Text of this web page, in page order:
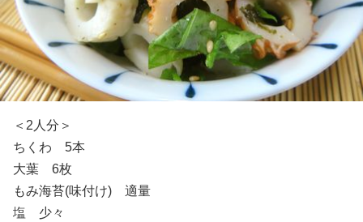
＜2人分＞
ちくわ 5本
大葉 6枚
もみ海苔(味付け) 適量
塩 少々